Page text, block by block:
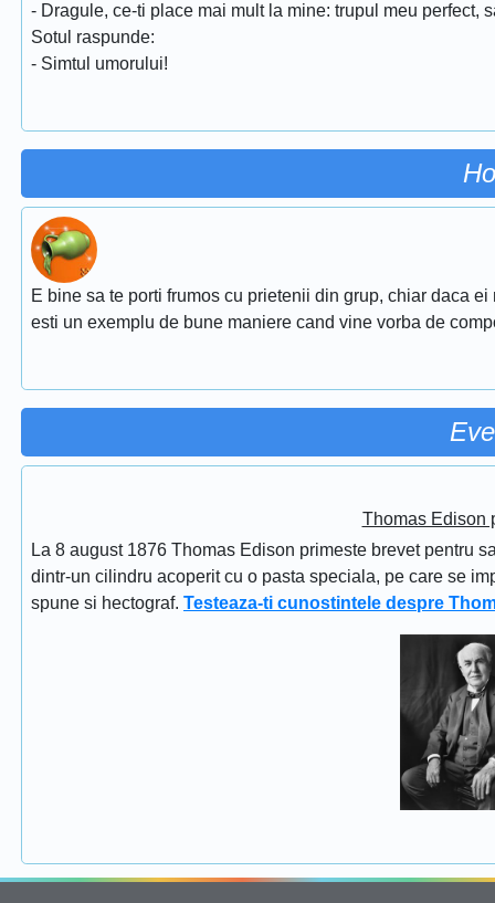
- Dragule, ce-ti place mai mult la mine: trupul meu perfect,
Sotul raspunde:
- Simtul umorului!
E bine sa te porti frumos cu prietenii din grup, chiar daca
esti un exemplu de bune maniere cand vine vorba de
Thomas Edison
La 8 august 1876 Thomas Edison primeste brevet pentru
dintr-un cilindru acoperit cu o pasta speciala, pe care se
spune si hectograf. Testeaza-ti cunostintele despre